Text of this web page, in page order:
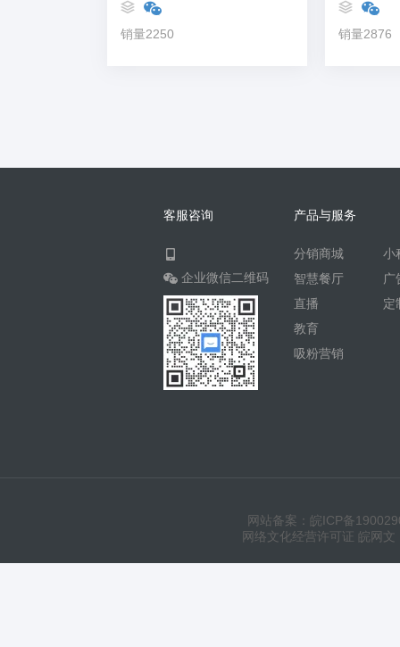
销量2250 销量2876
客服咨询
企业微信二维码
产品与服务
分销商城
智慧餐厅
直播
教育
吸粉营销
小
广
定
网站备案：皖ICP备
网络文化经营许可证 皖网